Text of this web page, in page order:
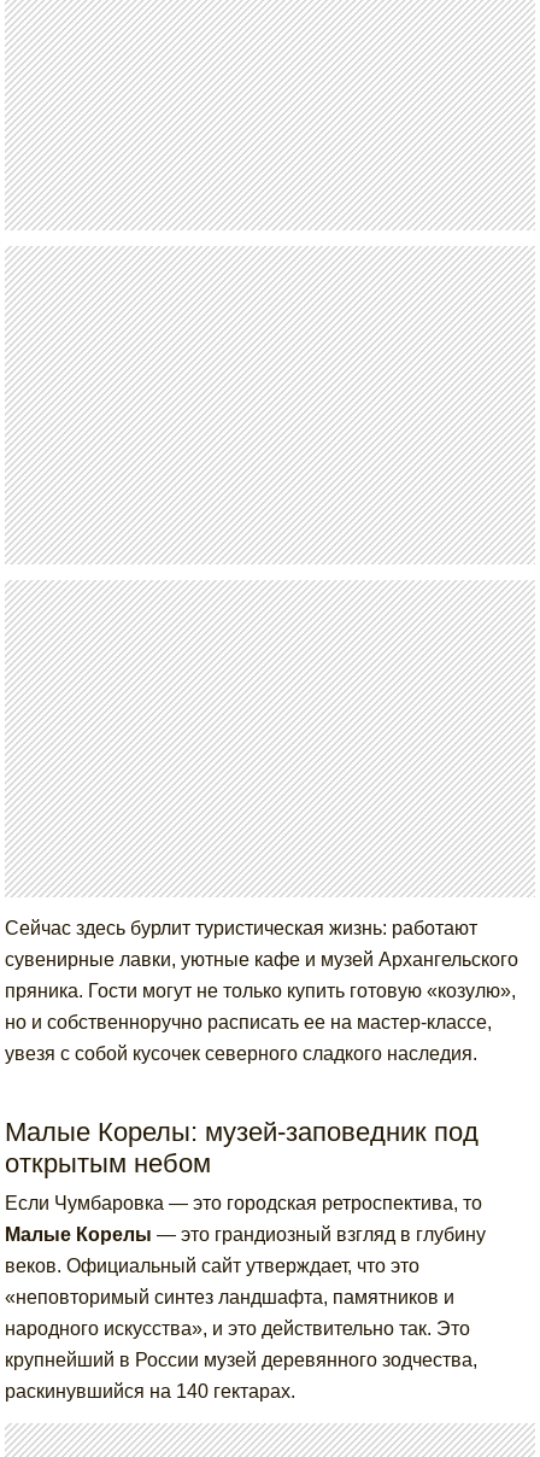
Сейчас здесь бурлит туристическая жизнь: работают
сувенирные лавки, уютные кафе и музей Архангельского
пряника. Гости могут не только купить готовую «козулю»,
но и собственноручно расписать ее на мастер-классе,
увезя с собой кусочек северного сладкого наследия.
Малые Корелы: музей-заповедник под
открытым небом
Если Чумбаровка — это городская ретроспектива, то
Малые Корелы— это грандиозный взгляд в глубину
веков. Официальный сайт утверждает, что это
«неповторимый синтез ландшафта, памятников и
народного искусства», и это действительно так. Это
крупнейший в России музей деревянного зодчества,
раскинувшийся на 140 гектарах.